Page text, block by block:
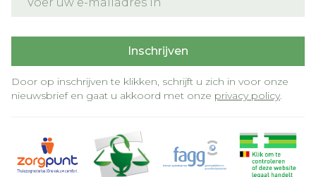
Inschrijven
Door op inschrijven te klikken, schrijft u zich in voor onze
nieuwsbrief en gaat u akkoord met onze privacy policy.